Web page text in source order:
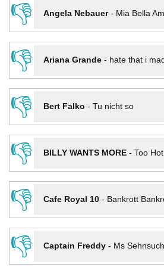
👎 Angela Nebauer- Mia Bella
👎
Ariana Grande- hate that i
👎
Bert Falko - Tu nicht so
👎
BILLY WANTS MORE- Too
👎
Cafe Royal 10- Bankrott
👎
Captain Freddy- Ms